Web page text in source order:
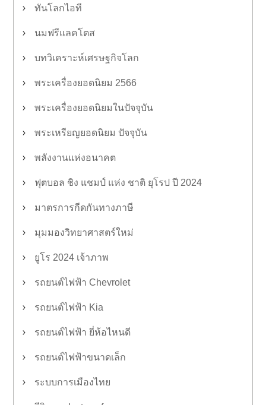
ทันโลกไอที
นมฟรีแลคโตส
บทวิเคราะห์เศรษฐกิจโลก
พระเครื่องยอดนิยม 2566
พระเครื่องยอดนิยมในปัจจุบัน
พระเหรียญยอดนิยม ปัจจุบัน
พลังงานแห่งอนาคต
ฟุตบอล ชิง แชมป์ แห่ง ชาติ ยุโรป ปี 2024
มาตรการกีดกันทางภาษี
มุมมองวิทยาศาสตร์ใหม่
ยูโร 2024 เจ้าภาพ
รถยนต์ไฟฟ้า Chevrolet
รถยนต์ไฟฟ้า Kia
รถยนต์ไฟฟ้า ยี่ห้อไหนดี
รถยนต์ไฟฟ้าขนาดเล็ก
ระบบการเมืองไทย